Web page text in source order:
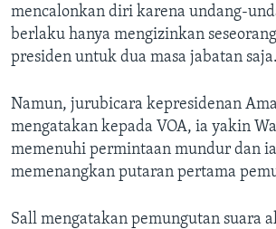
mencalonkan diri karena undang-
berlaku hanya mengizinkan
presiden untuk dua masa jabatan saja.
Namun, jurubicara kepresidenan
mengatakan kepada VOA, ia yakin
memenuhi permintaan mundur dan
memenangkan putaran pertama
Sall mengatakan pemungutan suara